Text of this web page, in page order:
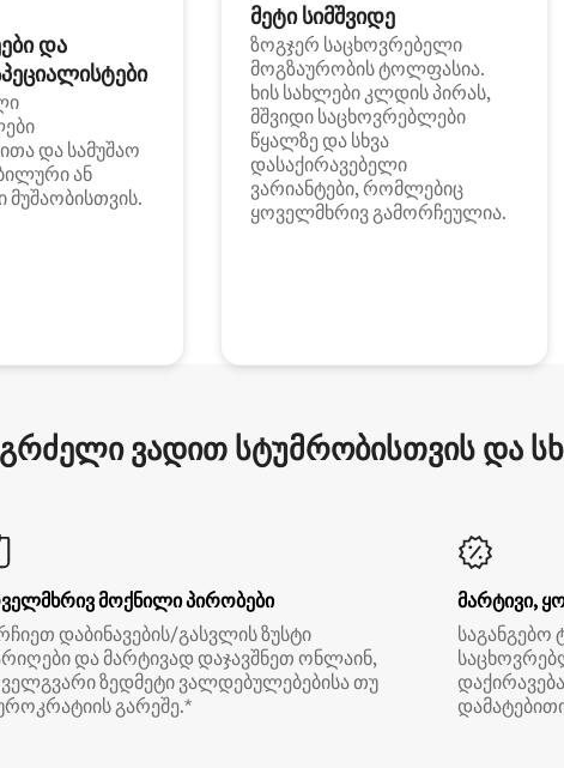
და
და სამუშაო
ან
მუშაობისთვის.
მეტი სიმშვიდე
ზოგჯერ საცხოვრებელი
მოგზაურობის ტოლფასია.
ხის სახლები კლდის პირას,
მშვიდი საცხოვრებლები
წყალზე და სხვა
დასაქირავებელი
ვარიანტები, რომლებიც
ყოველმხრივ გამორჩეულია.
ვადით სტუმრობისთვის და
მოქნილი პირობები
დაბინავების/გასვლის ზუსტი
და მარტივად დაჯავშნეთ ონლაინ,
ზედმეტი ვალდებულებებისა თუ
გარეშე.*
მარტივი,
საგანგებო